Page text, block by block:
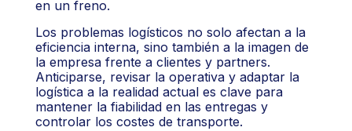
en un freno.
Los problemas logísticos no solo afectan a la
eficiencia interna, sino también a la imagen de
la empresa frente a clientes y partners.
Anticiparse, revisar la operativa y adaptar la
logística a la realidad actual es clave para
mantener la fiabilidad en las entregas y
controlar los costes de transporte.